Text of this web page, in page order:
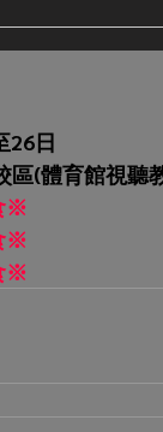
26日
區(體育館視聽
※
※
※